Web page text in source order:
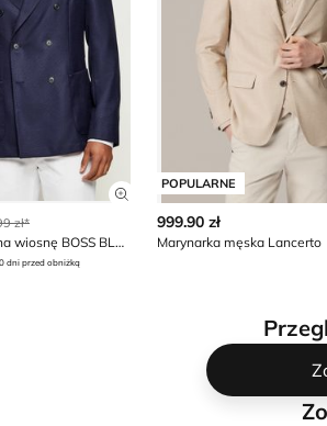
Zobacz szczegóły
zł*
Marynarka męska na wiosnę BOSS BLACK
dni przed obniżką
POPULARNE
999.90 zł
Marynarka męska Lancerto